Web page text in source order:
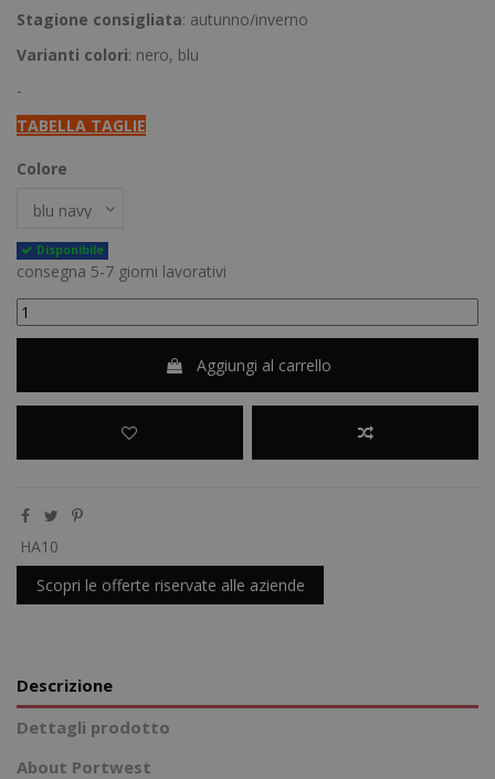
Stagione consigliata: autunno/inverno
Varianti colori: nero, blu
-
TABELLA TAGLIE
Colore
Disponibile
consegna 5-7 giorni lavorativi
Aggiungi al carrello
HA10
Scopri le offerte riservate alle aziende
Descrizione
Dettagli prodotto
About Portwest